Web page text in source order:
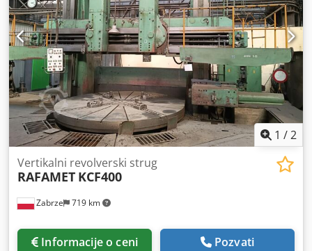
1 /2
Zabrze 719 km
Vertikalni revolverski strug
RAFAMET KCF400
Informacije o ceni Pozvati